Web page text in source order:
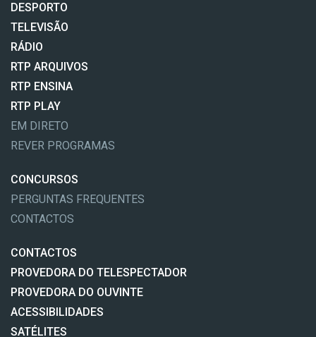
DESPORTO
TELEVISÃO
RÁDIO
RTP ARQUIVOS
RTP ENSINA
RTP PLAY
EM DIRETO
REVER PROGRAMAS
CONCURSOS
PERGUNTAS FREQUENTES
CONTACTOS
CONTACTOS
PROVEDORA DO TELESPECTADOR
PROVEDORA DO OUVINTE
ACESSIBILIDADES
SATÉLITES